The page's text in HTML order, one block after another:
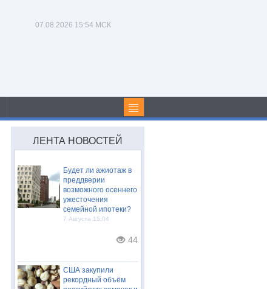
07.08.2026 15:54 МСК
ЛЕНТА НОВОСТЕЙ
Будет ли ажиотаж в
преддверии
возможного осеннего
ужесточения
семейной ипотеки?
7 Августа 15:04
44
США закупили
рекордный объём